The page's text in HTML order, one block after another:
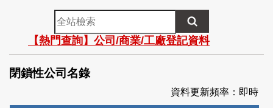
全
站
檢
索
【熱門查詢】公司/商業/工廠登記資料
閉鎖性公司名錄
資料更新頻率：即時